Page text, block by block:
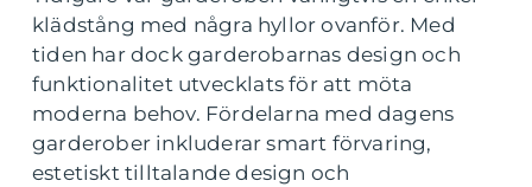
klädstång med några hyllor ovanför. Med
tiden har dock garderobarnas design och
funktionalitet utvecklats för att möta
moderna behov. Fördelarna med dagens
garderober inkluderar smart förvaring,
estetiskt tilltalande design och